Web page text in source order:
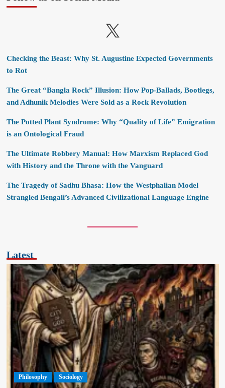
X
Checking the Beast: Why St. Augustine Expected Governments
to Rot
The Great “Bangla Rock” Illusion: How Pop-Ballads, Bootlegs,
and Adhunik Melodies Were Sold as a Rock Revolution
The Potted Plant Syndrome: Why “Quality of Life” Emigration
is an Ontological Fraud
The Ultimate Robbery Manual: How Marxism Replaced God
with History and the Throne with the Vanguard
The Tragedy of Sadhu Bhasa: How the Westphalian Model
Strangled Bengali’s Advanced Civilizational Language Engine
Latest
Philosophy Sociology